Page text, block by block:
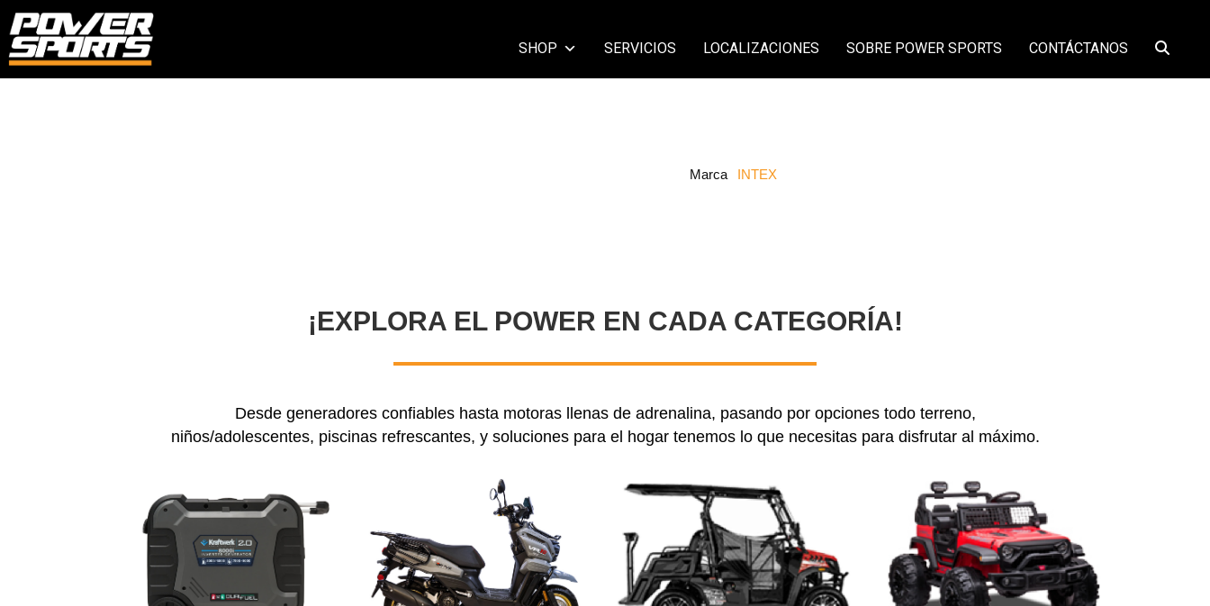
SHOP SERVICIOS LOCALIZACIONES SOBRE POWER SPORTS CONTÁCTANOS
Marca INTEX
¡EXPLORA EL POWER EN CADA CATEGORÍA!
Desde generadores confiables hasta motoras llenas de adrenalina, pasando por opciones todo terreno,
niños/adolescentes, piscinas refrescantes, y soluciones para el hogar tenemos lo que necesitas para disfrutar al máximo.